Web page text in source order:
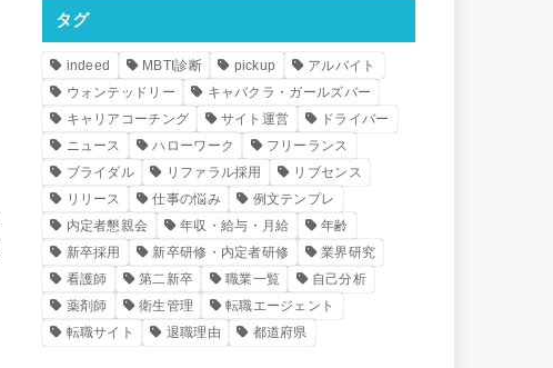
タグ
indeed MBTI診断 pickup
アルバイト
ウォンテッドリー
キャバクラ・ガールズバー
キャリアコーチング
サイト運営
ドライバー
ニュース
ハローワーク
フリーランス
ブライダル
リファラル採用
リブセンス
リリース
仕事の悩み
例文テンプレ
内定者懇親会
年収・給与・月給
年齢
新卒採用
新卒研修・内定者研修
業界研究
看護師
第二新卒 職業一覧
自己分析
薬剤師
衛生管理
転職エージェント
転職サイト
退職理由 都道府県